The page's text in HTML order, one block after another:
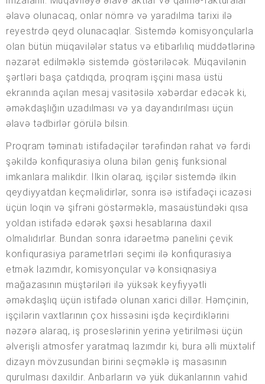
əlavə olunacaq, onlar nömrə və yaradılma tarixi ilə
reyestrdə qeyd olunacaqlar. Sistemdə komisyonçularla
olan bütün müqavilələr status və etibarlılıq müddətlərinə
nəzarət edilməklə sistemdə göstəriləcək. Müqavilənin
şərtləri başa çatdıqda, proqram işçini masa üstü
ekranında açılan mesaj vasitəsilə xəbərdar edəcək ki,
əməkdaşlığın uzadılması və ya dayandırılması üçün
əlavə tədbirlər görülə bilsin.
Proqram təminatı istifadəçilər tərəfindən rahat və fərdi
şəkildə konfiqurasiya oluna bilən geniş funksional
imkanlara malikdir. İlkin olaraq, işçilər sistemdə ilkin
qeydiyyatdan keçməlidirlər, sonra isə istifadəçi icazəsi
üçün loqin və şifrəni göstərməklə, masaüstündəki qısa
yoldan istifadə edərək şəxsi hesablarına daxil
olmalıdırlar. Bundan sonra idarəetmə panelini çevik
konfiqurasiya parametrləri seçimi ilə konfiqurasiya
etmək lazımdır, komisyonçular və konsiqnasiya
mağazasının müştəriləri ilə yüksək keyfiyyətli
əməkdaşlıq üçün istifadə olunan xarici dillər. Həmçinin,
işçilərin vaxtlarının çox hissəsini işdə keçirdiklərini
nəzərə alaraq, iş proseslərinin yerinə yetirilməsi üçün
əlverişli atmosfer yaratmaq lazımdır ki, bura əlli müxtəlif
dizayn mövzusundan birini seçməklə iş masasının
qurulması daxildir. Anbarların və yük dükanlarının vahid